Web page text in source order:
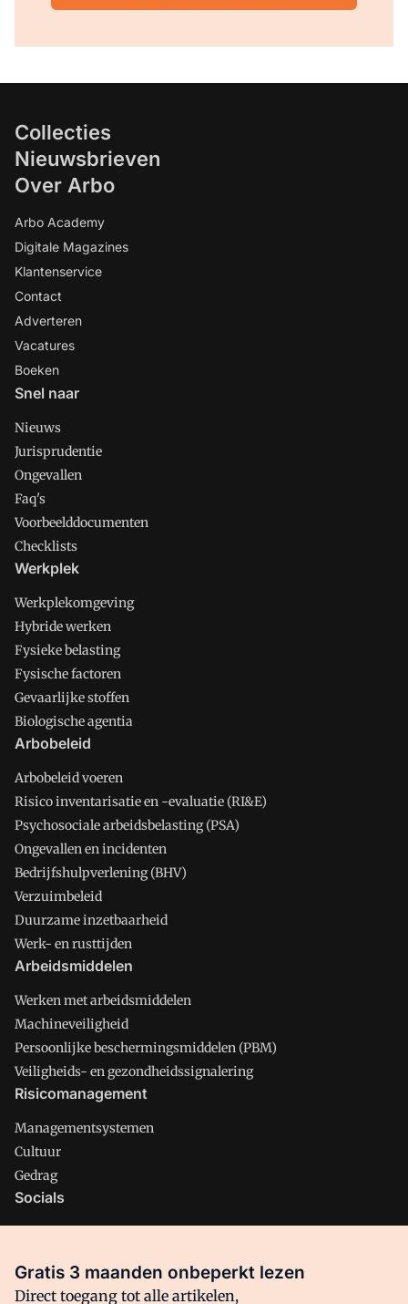
Collecties
Nieuwsbrieven
Over Arbo
Arbo Academy
Digitale Magazines
Klantenservice
Contact
Adverteren
Vacatures
Boeken
Snel naar
Nieuws
Jurisprudentie
Ongevallen
Faq's
Voorbeelddocumenten
Checklists
Werkplek
Werkplekomgeving
Hybride werken
Fysieke belasting
Fysische factoren
Gevaarlijke stoffen
Biologische agentia
Arbobeleid
Arbobeleid voeren
Risico inventarisatie en -evaluatie (RI&E)
Psychosociale arbeidsbelasting (PSA)
Ongevallen en incidenten
Bedrijfshulpverlening (BHV)
Verzuimbeleid
Duurzame inzetbaarheid
Werk- en rusttijden
Arbeidsmiddelen
Werken met arbeidsmiddelen
Machineveiligheid
Persoonlijke beschermingsmiddelen (PBM)
Veiligheids- en gezondheidssignalering
Risicomanagement
Managementsystemen
Cultuur
Gedrag
Socials
Facebook
Gratis 3 maanden onbeperkt lezen
Direct toegang tot alle artikelen,